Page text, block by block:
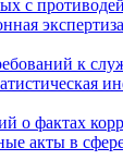
с
экспертиза
к
о фактах
акты в